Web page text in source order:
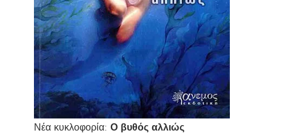
Νέα κυκλοφορία:Ο βυθός αλλιώς